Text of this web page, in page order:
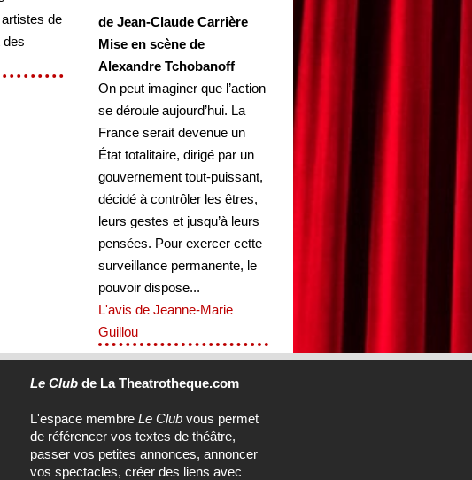
de
des
de Jean-Claude Carrière
Mise en scène de
Alexandre Tchobanoff
On peut imaginer que l’action
se déroule aujourd’hui. La
France serait devenue un
État totalitaire, dirigé par un
gouvernement tout-puissant,
décidé à contrôler les êtres,
leurs gestes et jusqu’à leurs
pensées. Pour exercer cette
surveillance permanente, le
pouvoir dispose...
L'avis de Jeanne-Marie
Guillou
Le Club de La Theatrotheque.com
L'espace membreLe Club vous permet
de référencer vos textes de théâtre,
passer vos petites annonces, annoncer
vos spectacles, créer des liens avec